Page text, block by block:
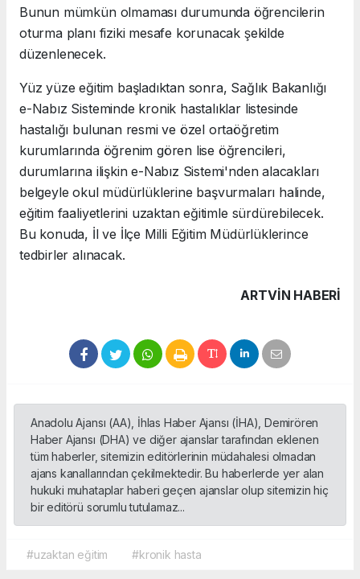
Bunun mümkün olmaması durumunda öğrencilerin
oturma planı fiziki mesafe korunacak şekilde
düzenlenecek.
Yüz yüze eğitim başladıktan sonra, Sağlık Bakanlığı
e-Nabız Sisteminde kronik hastalıklar listesinde
hastalığı bulunan resmi ve özel ortaöğretim
kurumlarında öğrenim gören lise öğrencileri,
durumlarına ilişkin e-Nabız Sistemi'nden alacakları
belgeyle okul müdürlüklerine başvurmaları halinde,
eğitim faaliyetlerini uzaktan eğitimle sürdürebilecek.
Bu konuda, İl ve İlçe Milli Eğitim Müdürlüklerince
tedbirler alınacak.
ARTVIN HABERİ
Anadolu Ajansı (AA), İhlas Haber Ajansı (İHA), Demirören
Haber Ajansı (DHA) ve diğer ajanslar tarafından eklenen
tüm haberler, sitemizin editörlerinin müdahalesi olmadan
ajans kanallarından çekilmektedir. Bu haberlerde yer alan
hukuki muhataplar haberi geçen ajanslar olup sitemizin hiç
bir editörü sorumlu tutulamaz...
#uzaktan eğitim #kronik hasta